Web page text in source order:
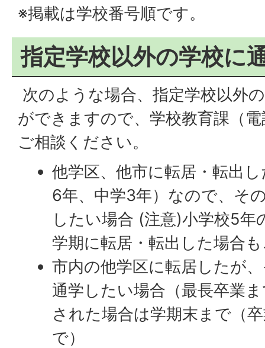
※掲載は学校番号順です。
指定学校以外の学校に
次のような場合、指定学校以外
ができますので、学校教育課（
ご相談ください。
他学区、他市に転居・転出
6年、中学3年）なので、そ
したい場合 (注意)小学校5
学期に転居・転出した場合
市内の他学区に転居したが
通学したい場合（最長卒業
された場合は学期末まで（
で）